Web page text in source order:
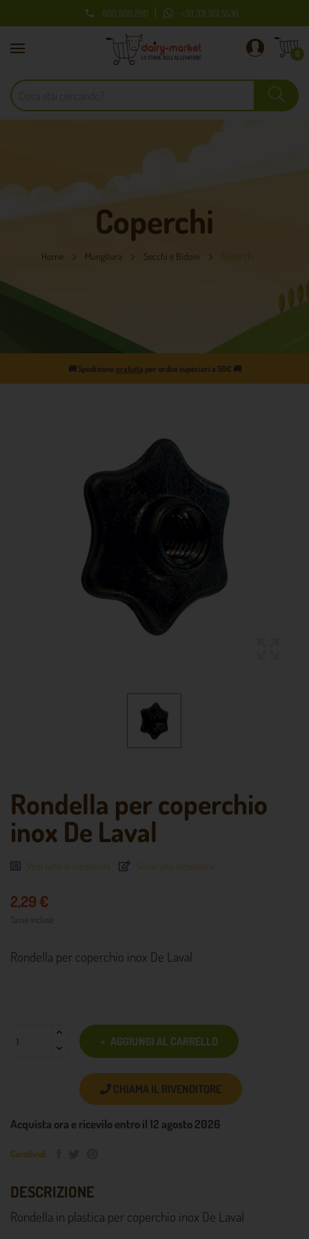
 800 959 290 +39 331 951 5539
0
Coperchi
Home Mungitura Secchi e Bidoni
🚚 Spedizione gratuita per ordini superiori a 50€ 🚚
Rondella per coperchio
inox De Laval
Vedi tutte le recensioni Scrivi una recensione
2,29 €
Tasse incluse
Rondella per coperchio inox De Laval
AGGIUNGI AL CARRELLO
CHIAMA IL RIVENDITORE
Acquista ora e ricevilo entro il 12 agosto 2026
Condividi
DESCRIZIONE
Rondella in plastica per coperchio inox De Laval